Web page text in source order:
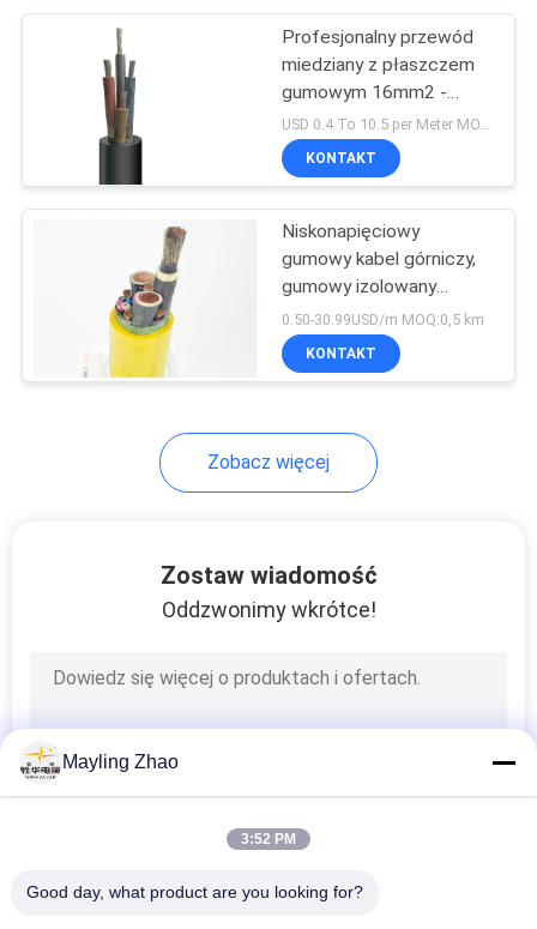
Profesjonalny przewód
miedziany z płaszczem
gumowym 16mm2 -
185mm2 fazy
USD 0.4 To 10.5 per Meter MOQ:500m
KONTAKT
Niskonapięciowy
gumowy kabel górniczy,
gumowy izolowany
przewód przyjazny dla
środowiska
0.50-30.99USD/m MOQ:0,5 km
KONTAKT
Zobacz więcej
Zostaw wiadomość
Oddzwonimy wkrótce!
Mayling Zhao
3:52 PM
Good day, what product are you looking for?